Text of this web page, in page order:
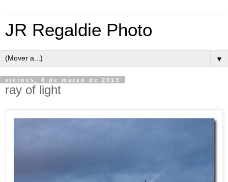
JR Regaldie Photo
▼
viernes, 8 de marzo de 2013
ray of light